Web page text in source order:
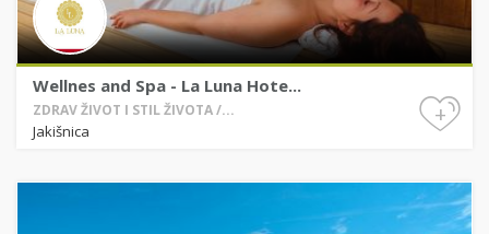
Wellnes and Spa - La Luna Hote...
ZDRAV ŽIVOT I STIL ŽIVOTA /...
Jakišnica
+